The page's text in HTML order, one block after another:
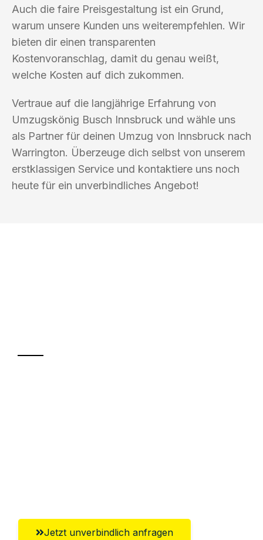
Auch die faire Preisgestaltung ist ein Grund,
warum unsere Kunden uns weiterempfehlen. Wir
bieten dir einen transparenten
Kostenvoranschlag, damit du genau weißt,
welche Kosten auf dich zukommen.
Vertraue auf die langjährige Erfahrung von
Umzugskönig Busch Innsbruck und wähle uns
als Partner für deinen Umzug von Innsbruck nach
Warrington. Überzeuge dich selbst von unserem
erstklassigen Service und kontaktiere uns noch
heute für ein unverbindliches Angebot!
Jetzt unverbindlich anfragen